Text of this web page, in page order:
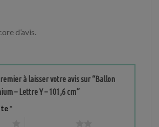
d’avis.
à laisser votre avis sur “Ballon
– Lettre Y – 101,6 cm”
*